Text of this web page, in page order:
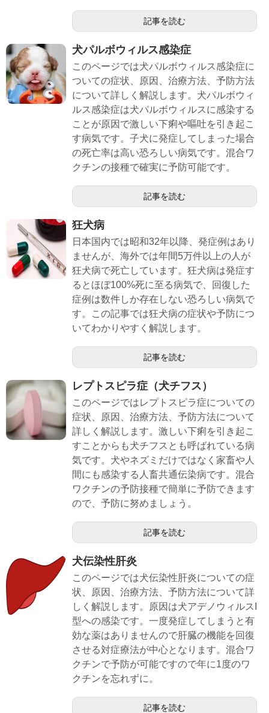
記事を読む
犬パルボウィルス感染症
このページでは犬パルボウィルス感染症に
ついての症状、原因、治療方法、予防方法
について詳しく解説します。犬パルボウィ
ルス感染症は犬パルボウィルスに感染する
ことが原因で激しい下痢や嘔吐を引き起こ
す病気です。子犬に発症してしまった場合
の死亡率は高い恐ろしい病気です。混合ワ
クチンの接種で確実に予防可能です。
記事を読む
狂犬病
日本国内では昭和32年以降、発症例はあり
ませんが、海外では年間5万件以上の人が
狂犬病で死亡しています。狂犬病は発症す
るとほぼ100%死に至る病気で、回復した
症例は数件しか存在しない恐ろしい病気で
す。この記事では狂犬病の症状や予防につ
いてわかりやすく解説します。
記事を読む
レプトスピラ症（犬チフス）
このページではレプトスピラ症についての
症状、原因、治療方法、予防方法について
詳しく解説します。激しい下痢を引き起こ
すことからも犬チフスとも呼ばれている病
気です。犬やネズミだけではなく家畜や人
間にも感染する人畜共通伝染病です。混合
ワクチンの予防接種で簡単に予防できます
ので、予防に努めましょう。
記事を読む
犬伝染性肝炎
このページでは犬伝染性肝炎についての症
状、原因、治療方法、予防方法について詳
しく解説します。原因は犬アデノウィルスI
型への感染です。一度発症してしまうと有
効な薬はありませんので肝臓の機能を回復
させる対症療法が中心となります。混合ワ
クチンで予防が可能ですので年に1度のワ
クチンを忘れずに。
記事を読む